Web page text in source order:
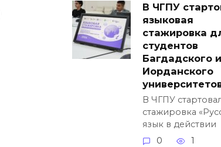
В ЧГПУ
языковая
стажировка
студентов
Багдадского и
Иорданского
В ЧГПУ
стажировка
язык в действии
0
1